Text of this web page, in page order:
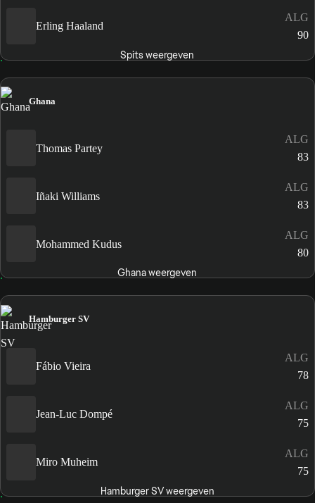
Erling Haaland
ALG
90
Spits weergeven
Ghana
Thomas Partey
ALG
83
Iñaki Williams
ALG
83
Mohammed Kudus
ALG
80
Ghana weergeven
Hamburger SV
Fábio Vieira
ALG
78
Jean-Luc Dompé
ALG
75
Miro Muheim
ALG
75
Hamburger SV weergeven